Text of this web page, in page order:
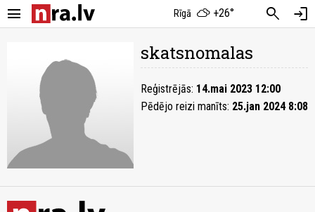
menu Rīgā +26° search login
skatsnomalas
Reģistrējās: 14.mai 2023 12:00
Pēdējo reizi manīts: 25.jan 2024 8:08